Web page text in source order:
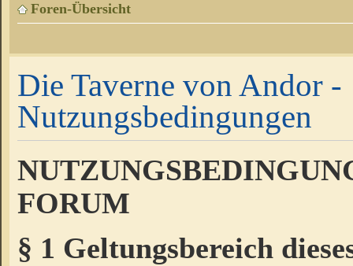
Foren-Übersicht
Die Taverne von Andor -
Nutzungsbedingungen
FORUM
§ 1 Geltungsbereich